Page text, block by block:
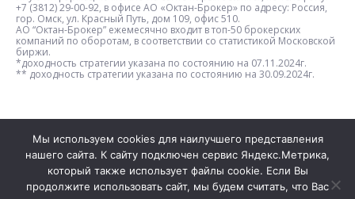
+7 (3812) 29-00-92, в офисе АО «Октан-Брокер» по адресу: Россия,
гор. Омск, ул. Красный Путь, дом 109, офис 510.
АО “Октан-Брокер” ежемесячно входит в топ-50 брокерских
компаний по оборотам, в соответствии со статистикой Московской
биржи.
*доходность стратегии указана по состоянию на 07.11.2024г.
** доходность стратегии указана по состоянию на 30.09.2024г.
644063 г. Омск, ул. Красный Путь, 109, офис 511 |
Мы используем cookies для наилучшего представления
нашего сайта. К сайту подключен сервис Яндекс.Метрика,
который также использует файлы cookie. Если Вы
продолжите использовать сайт, мы будем считать, что Вас